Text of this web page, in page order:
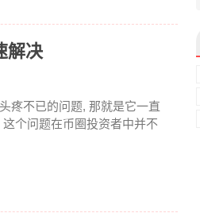
解决
疼不已的问题, 那就是它一直
个问题在币圈投资者中并不